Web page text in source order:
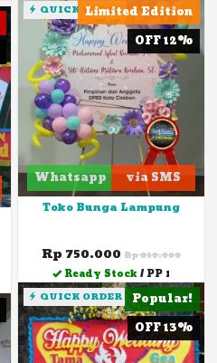
Limited Edition
OFF 12%
QUICK ORDER
Whatsapp via SMS
Toko Bunga Lampung
Rp 750.000Rp 850.000
Ready Stock / PP 1
Popular!
OFF 13%
QUICK ORDER